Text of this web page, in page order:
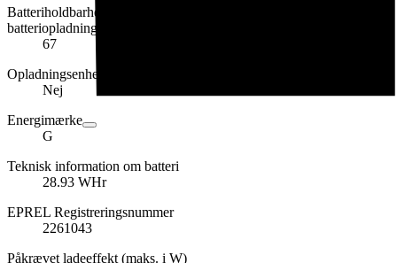
Batteriholdbarhed pr. cyklus i timer og minutter pr. fuld
batteriopladning
67
Opladningsenhed inkluderet
Nej
Energimærke
G
Teknisk information om batteri
28.93 WHr
EPREL Registreringsnummer
2261043
Påkrævet ladeeffekt (maks. i W)